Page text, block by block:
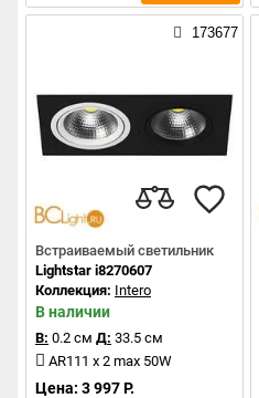
173677
Встраиваемый светильник
Lightstar i8270607
Коллекция: Intero
В наличии
В: 0.2 см Д: 33.5 см
AR111 x 2 max 50W
Цена: 3 997 Р.